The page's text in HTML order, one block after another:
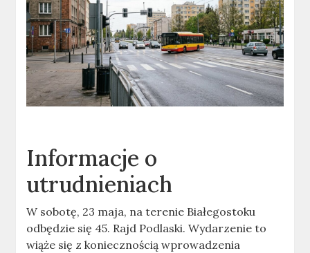
Informacje o
utrudnieniach
W sobotę, 23 maja, na terenie Białegostoku
odbędzie się 45. Rajd Podlaski. Wydarzenie to
wiąże się z koniecznością wprowadzenia